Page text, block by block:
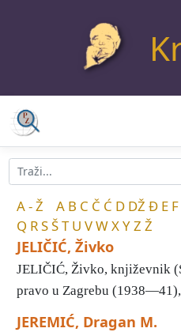
A - Ž A B C Č Ć D DŽ Đ E F
Q RSŠT U VWXYZ Ž
JELIČIĆ, Živko
JELIČIĆ, Živko, književnik
pravo u Zagrebu (1938—41),
JEREMIĆ, Dragan M.